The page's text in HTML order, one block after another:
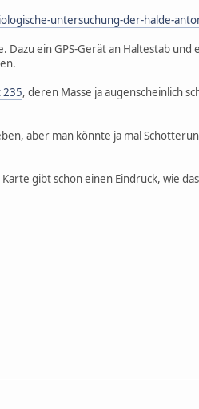
untersuchung-der-halde-
Dazu ein GPS-Gerät an Haltestab und
235, deren Masse ja augenscheinlich
aber man könnte ja mal
gibt schon einen Eindruck, wie